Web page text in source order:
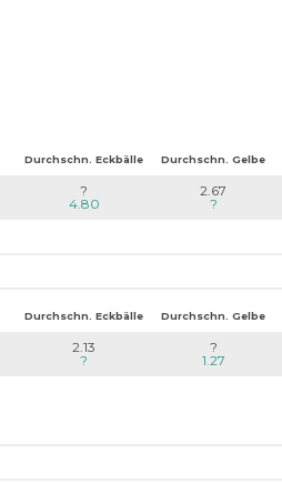
Durchschn. Eckbälle Durchschn. Gelbe
?
4.80
2.67
?
Durchschn. Eckbälle Durchschn. Gelbe
2.13
?
?
1.27